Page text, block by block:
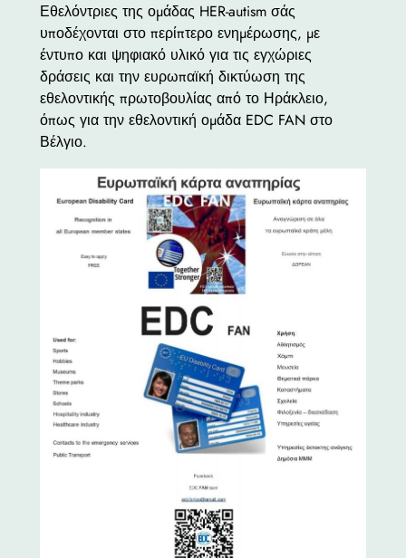
Εθελόντριες της ομάδας HER-autism σάς
υποδέχονται στο περίπτερο ενημέρωσης, με
έντυπο και ψηφιακό υλικό για τις εγχώριες
δράσεις και την ευρωπαϊκή δικτύωση της
εθελοντικής πρωτοβουλίας από το Ηράκλειο,
όπως για την εθελοντική ομάδα EDC FAN στο
Βέλγιο.